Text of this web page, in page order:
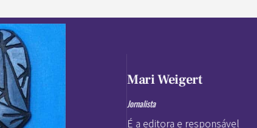
Mari Weigert
Jornalista
É a editora e responsável